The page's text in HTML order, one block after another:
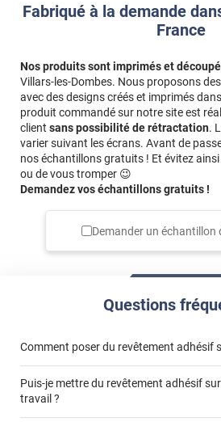
Fabriqué à la demande
France
Nos produits sont imprimés et
Villars-les-Dombes. Nous proposons
avec des designs créés et imprimés
produit commandé sur notre site est
client sans possibilité de rétractation.
varier suivant les écrans. Avant de
nos échantillons gratuits ! Et évitez
ou de vous tromper 😉
Demandez vos échantillons gratuits !
Demander un échantillon
Questions
Comment poser du revêtement adhésif
« Comment poser un
Puis-je mettre du revêtement adhésif
travail ?